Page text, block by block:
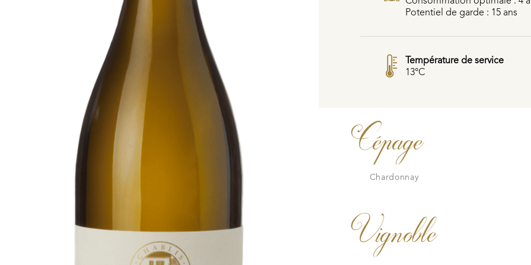
Potentiel de garde : 15 ans
Température de service
13°C
Cépage
Chardonnay
Vignoble